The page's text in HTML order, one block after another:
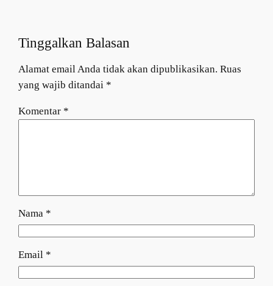
Tinggalkan Balasan
Alamat email Anda tidak akan dipublikasikan. Ruas
yang wajib ditandai *
Komentar *
Nama *
Email *